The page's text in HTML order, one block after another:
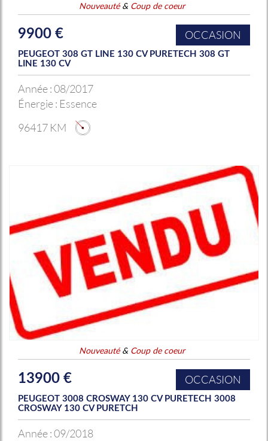
Nouveauté& Coup de coeur
9900 € OCCASION
PEUGEOT 308 GT LINE 130 CV PURETECH 308 GT
LINE 130 CV
Année :08/2017
Énergie : Essence
96417 KM
Nouveauté& Coup de coeur
13900 € OCCASION
PEUGEOT 3008 CROSWAY 130 CV PURETECH 3008
CROSWAY 130 CV PURETCH
Année :09/2018